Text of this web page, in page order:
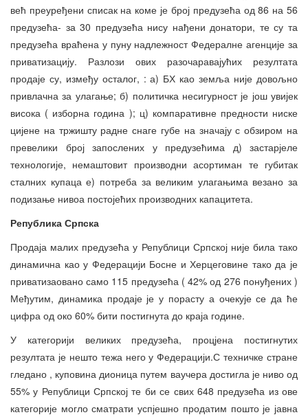
већ преуређени списак на коме је број предузећа од 86 на 56
предузећа- за 30 предузећа нису нађени донатори, те су та
предузећа враћена у пуну надлежност Федералне агенције за
приватизацију. Разлози ових разочаравајућих резултата
продаје су, између осталог, : а) БХ као земља није довољно
привлачна за улагање; б) политичка несигурност је још увијек
висока ( изборна година ); ц) компаративне предности ниске
цијене на тржишту радне снаге губе на значају с обзиром на
превелики број запослених у предузећима д) застарјеле
технологије, немаштовит производни асортиман те губитак
сталних купаца е) потреба за великим улагањима везано за
подизање нивоа постојећих производних капацитета.
Република Српска
Продаја малих предузећа у Републици Српској није била тако
динамична као у Федерацији Босне и Херцеговине тако да је
приватизаовано само 115 предузећа ( 42% од 276 понуђених )
Међутим, динамика продаје је у порасту а очекује се да ће
цифра од око 60% бити постигнута до краја године.
У категорији великих предузећа, процјена постигнутих
резултата је нешто тежа него у Федерацији.С техничке стране
гледано , куповина дионица путем ваучера достигла је ниво од
55% у Републици Српској те би се свих 648 предузећа из ове
категорије могло сматрати успјешно продатим пошто је јавна